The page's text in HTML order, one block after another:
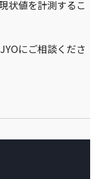
状値を計測するこ
にご相談くださ